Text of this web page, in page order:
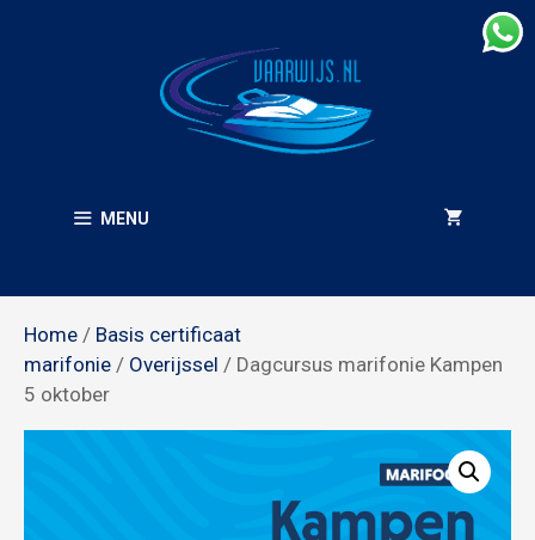
MENU
Home / Basis certificaat
marifonie / Overijssel / Dagcursus marifonie Kampen
5 oktober